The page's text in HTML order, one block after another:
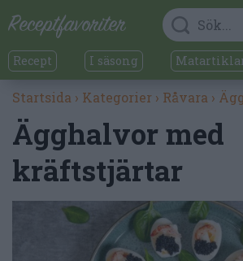
Recept I säsong
Startsida › Kategorier › Råvara ›
Ägghalvor med
kräftstjärtar